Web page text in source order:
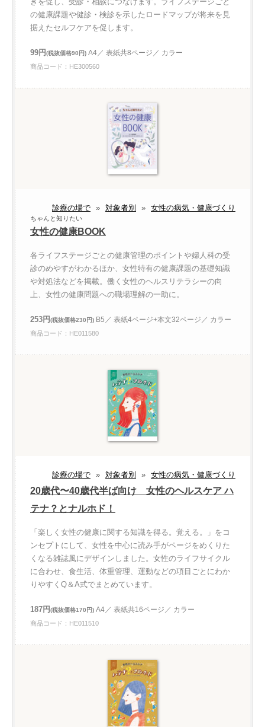
の健康課題や健診・検診を示したロードマップが将来を見
据えたセルフケアを促します。
99円(税抜価格90円) A4／ 表紙共8ページ／ カラー
商品コード：HE300560
診療の場で » 対象者別 » 女性の病気・健康づくり
ちゃんと知りたい
女性の健康BOOK
各ライフステージごとの健康管理のポイントや婦人科の受
診のめやすがわかるほか、女性特有の健康課題の基礎知識
や対処法などを掲載。働く女性のヘルスリテラシーの向
上、女性の健康問題への職場理解の一助に。
253円(税抜価格230円) B5／ 表紙4ページ+本文32ページ／ カラー
商品コード：HE011580
診療の場で » 対象者別 » 女性の病気・健康づくり
20歳代〜40歳代半ば向け 女性のヘルスケア ハ
テナ？とナルホド！
「楽しく女性の健康に関する知識を得る。覚える。」をコ
ンセプトにして、女性を中心に読み手がページをめくりた
くなる雑誌風にデザインしました。女性のライフサイクル
に合わせ、食生活、体重管理、運動などの項目ごとにわか
りやすくQ＆A式でまとめています。
187円(税抜価格170円) A4／ 表紙共16ページ／ カラー
商品コード：HE011510